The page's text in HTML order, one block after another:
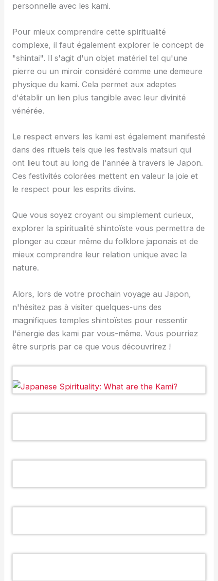
personnelle avec les kami.
Pour mieux comprendre cette spiritualité
complexe, il faut également explorer le concept de
"shintai". Il s'agit d'un objet matériel tel qu'une
pierre ou un miroir considéré comme une demeure
physique du kami. Cela permet aux adeptes
d'établir un lien plus tangible avec leur divinité
vénérée.
Le respect envers les kami est également manifesté
dans des rituels tels que les festivals matsuri qui
ont lieu tout au long de l'année à travers le Japon.
Ces festivités colorées mettent en valeur la joie et
le respect pour les esprits divins.
Que vous soyez croyant ou simplement curieux,
explorer la spiritualité shintoïste vous permettra de
plonger au cœur même du folklore japonais et de
mieux comprendre leur relation unique avec la
nature.
Alors, lors de votre prochain voyage au Japon,
n'hésitez pas à visiter quelques-uns des
magnifiques temples shintoïstes pour ressentir
l'énergie des kami par vous-même. Vous pourriez
être surpris par ce que vous découvrirez !